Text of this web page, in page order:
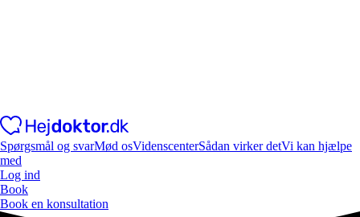
Spørgsmål og svarMød osVidenscenterSådan virker detVi kan hjælpe
med
Log ind
Book
Book en konsultation